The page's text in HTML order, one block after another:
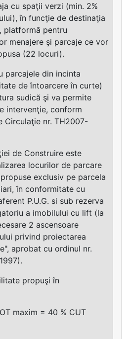
cu spaţii verzi (min. 2%
în funcţie de destinaţia
platformă pentru
menajere şi parcaje ce vor
(22 locuri).
parcajele din incinta
de întoarcere în curte)
sudică şi va permite
intervenţie, conform
Circulaţie nr. TH2007-
de Construire este
locurilor de parcare
exclusiv pe parcela
în conformitate cu
P.U.G. si sub rezerva
a imobilului cu lift (la
2 ascensoare
privind proiectarea
aprobat cu ordinul nr.
propuşi în
maxim = 40 % CUT